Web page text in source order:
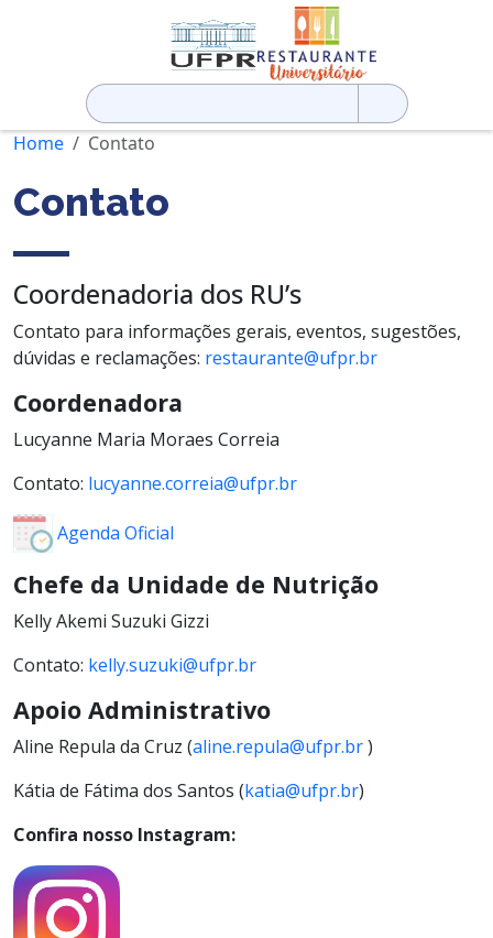
Pesquisar
por:
Home
Contato
Contato
Coordenadoria dos RU’s
Contato para informações gerais, eventos, sugestões,
dúvidas e reclamações: restaurante@ufpr.br
Coordenadora
Lucyanne Maria Moraes Correia
Contato: lucyanne.correia@ufpr.br
Agenda Oficial
Chefe da Unidade de Nutrição
Kelly Akemi Suzuki Gizzi
Contato: kelly.suzuki@ufpr.br
Apoio Administrativo
Aline Repula da Cruz (aline.repula@ufpr.br)
Kátia de Fátima dos Santos (katia@ufpr.br)
Confira nosso Instagram: